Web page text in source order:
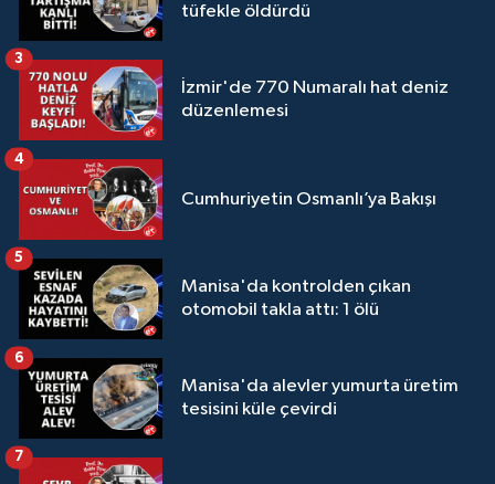
tüfekle öldürdü
İzmir'de 770 Numaralı hat deniz
düzenlemesi
3
Cumhuriyetin Osmanlı’ya Bakışı
4
Manisa'da kontrolden çıkan
otomobil takla attı: 1 ölü
5
Manisa'da alevler yumurta üretim
tesisini küle çevirdi
6
7